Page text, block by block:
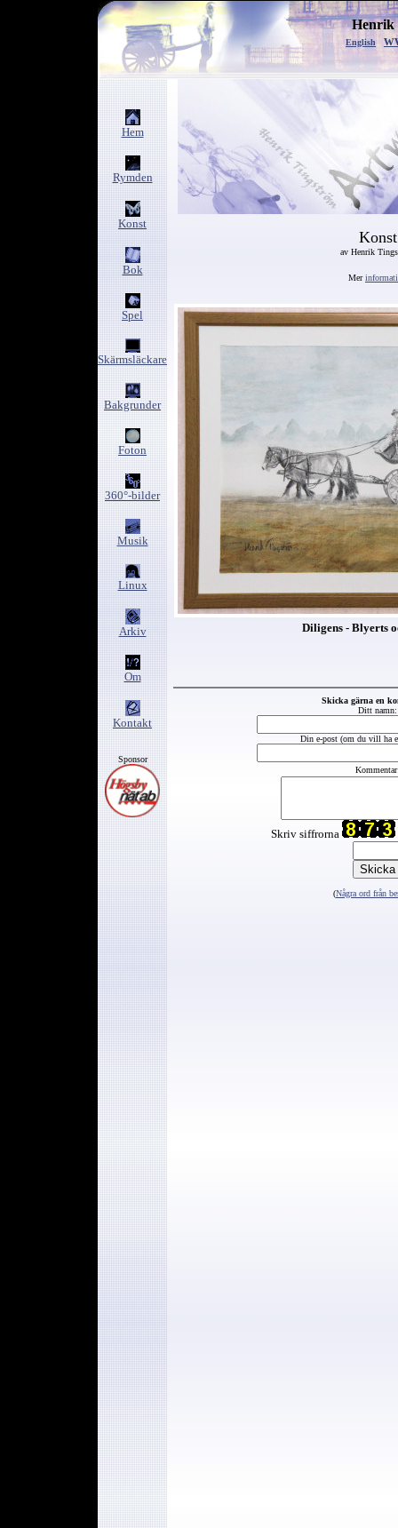
Henrik
English
Hem
Rymden
Konst
Bok
Spel
Skärmsläckare
Bakgrunder
Foton
360°-bilder
Musik
Linux
Arkiv
Om
Kontakt
Sponsor
Konst
av Henrik
Mer
Diligens - Blyerts
Skicka gärna en
Ditt namn:
Din e-post (om du vill ha
Skriv siffrorna
(Några ord från